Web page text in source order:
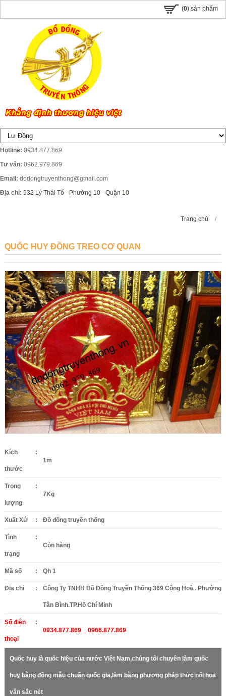
(0) sản phẩm
Hotline: 0934.877.869
Tư vấn: 0962.979.869
Email: dodongtruyenthong@gmail.com
Địa chỉ: 532 Lý Thái Tổ - Phường 10 - Quận 10
Trang chủ /
QUỐC HUY ĐỒNG TREO CƠ QUAN
Kích
thước
:
1m
Trọng
lượng
:
7Kg
Xuất Xứ : Đồ đồng truyền thống
Tình
trạng
:
Còn hàng
Mã số : Qh 1
Địa chỉ : Công Ty TNHH Đồ Đồng Truyền Thống 369 Cộng Hoà . Phường
Tân Bình.TP.Hồ Chí Minh
Số điện
thoại
:
0934.877.869 _ 0966.877.869
Quốc huy là quốc hiệu của nước Việt Nam,chúng tôi chuyên làm quốc
huy bằng đồng mẫu chuẩn quốc gia,làm bằng phương pháp thức nổi hoa
văn sắc nét